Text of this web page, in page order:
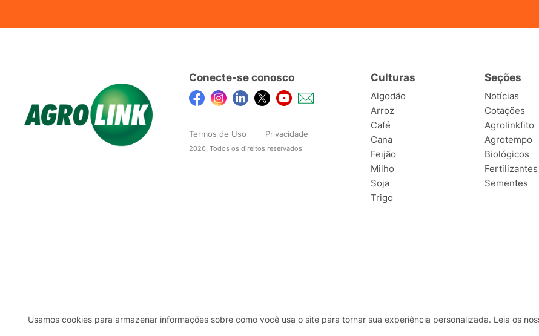
Conecte-se conosco
Termos de Uso Privacidade
2026, Todos os direitos reservados
Culturas
Algodão
Arroz
Café
Cana
Feijão
Milho
Soja
Trigo
Seções
Notícias
Cotações
Agrolinkfito
Agrotempo
Biológicos
Fertilizantes
Sementes
Usamos cookies para armazenar informações sobre como você usa o site para tornar sua experiência personalizada. Leia os